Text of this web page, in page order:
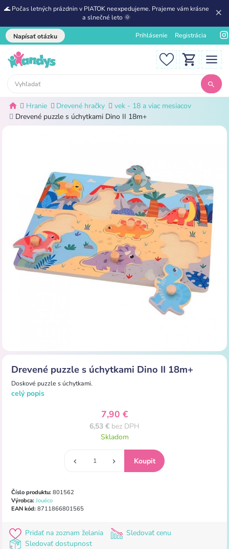
🌊 Počas letných prázdnin v PIATOK neexpedujeme. Prajeme vám krásne
a slnečné leto 🌞
Napísať otázku Prihlásenie Registrácia
Hranie Drevené hračky
vek - 18 a viac mesiacov
Drevené puzzle s úchytkami Dino II 18m+
Drevené puzzle s úchytkami Dino II 18m+
Doskové puzzle s úchytkami.
celý popis
7,90 €
6,53 € bez DPH
Skladom
Číslo produktu:801562
Výrobca: Jouéco
EAN kód:8711866801565
Pridať na zoznam želania
Sledovať cenu
Sledovať dostupnost